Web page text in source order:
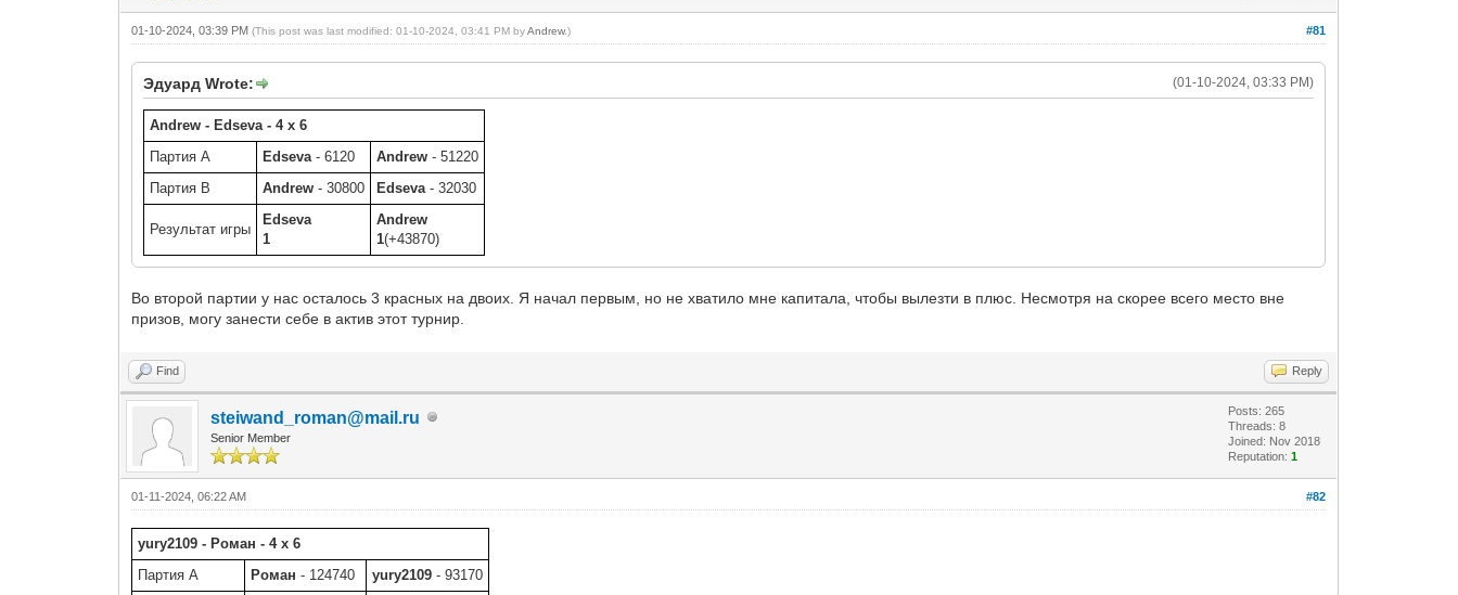
#81
01-10-2024, 03:39 PM(This post was last modified: 01-10-2024, 03:41 PM byAndrew.)
(01-10-2024, 03:33 PM)
Эдуард Wrote:
Andrew - Edseva - 4 x 6
Партия A
Edseva - 6120 Andrew - 51220
Партия B
Andrew - 30800 Edseva - 32030
Результат игры
Edseva
1
Andrew
1(+43870)
Во второй партии у нас осталось 3 красных на двоих. Я начал первым, но не хватило мне капитала, чтобы вылезти в плюс. Несмотря на скорее всего место вне
призов, могу занести себе в актив этот турнир.
Find Reply
steiwand_roman@mail.ru
Senior Member
Posts: 265
Threads: 8
Joined: Nov 2018
Reputation:1
#82
01-11-2024, 06:22 AM
yury2109 - Роман - 4 x 6
Партия A
Роман - 124740 yury2109 - 93170